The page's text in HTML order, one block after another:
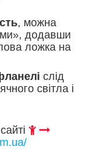
, можна
додавши
ложка на
слід
світла і